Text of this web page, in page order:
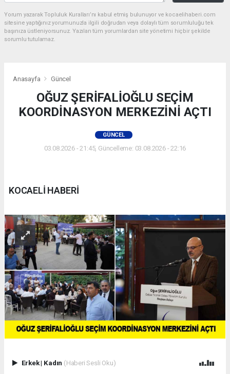
Yorum yazarak Topluluk Kuralları’nı kabul etmiş bulunuyor ve kocaelihaberi.com
sitesine yaptığınız yorumunuzla ilgili doğrudan veya dolaylı tüm sorumluluğu tek
başınıza üstleniyorsunuz. Yazılan tüm yorumlardan site yönetimi hiçbir şekilde
sorumlu tutulamaz.
Anasayfa Güncel
OĞUZ ŞERİFALİOĞLU SEÇİM
KOORDİNASYON MERKEZİNİ AÇTI
GÜNCEL
03.08.2026 - 21:45, Güncelleme: 03.08.2026 - 22:16
KOCAELİ HABERİ
Erkek| Kadın (Haberi Sesli Oku)